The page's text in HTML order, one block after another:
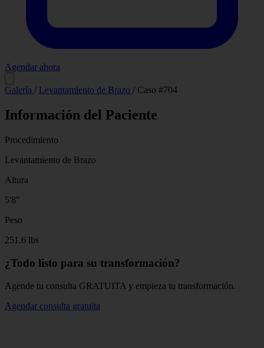
Agendar ahora
Galería / Levantamiento de Brazo / Caso #704
Información del Paciente
Procedimiento
Levantamiento de Brazo
Altura
5'8"
Peso
251.6 lbs
¿Todo listo para su transformación?
Agende tu consulta GRATUITA y empieza tu transformación.
Agendar consulta gratuita